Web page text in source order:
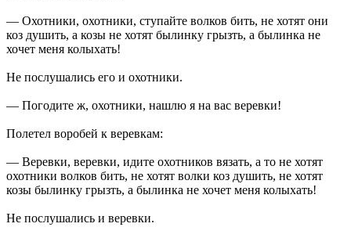
— Охотники, охотники, ступайте волков бить, не хотят они
коз душить, а козы не хотят былинку грызть, а былинка не
хочет меня колыхать!
Не послушались его и охотники.
— Погодите ж, охотники, нашлю я на вас веревки!
Полетел воробей к веревкам:
— Веревки, веревки, идите охотников вязать, а то не хотят
охотники волков бить, не хотят волки коз душить, не хотят
козы былинку грызть, а былинка не хочет меня колыхать!
Не послушались и веревки.